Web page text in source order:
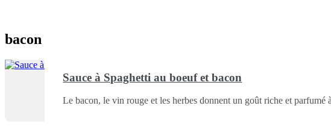
bacon
Sauce à Spaghetti au boeuf et bacon
Le bacon, le vin rouge et les herbes donnent un goût riche et parfumé